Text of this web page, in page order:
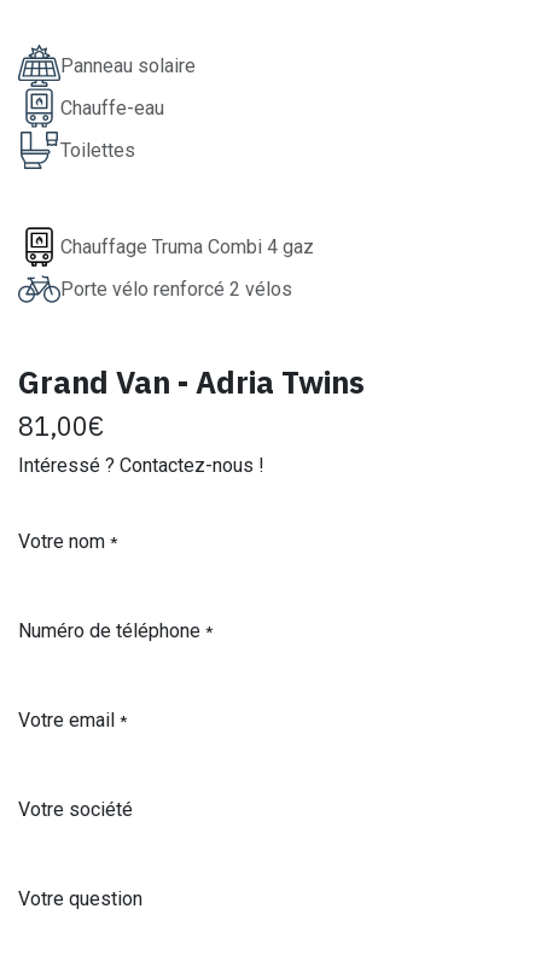
Panneau solaire
Chauffe-eau
Toilettes
Chauffage Truma Combi 4 gaz
Porte vélo renforcé 2 vélos
Grand Van - Adria Twins
81,00€
Intéressé ? Contactez-nous !
Votre nom *
Numéro de téléphone *
Votre email *
Votre société
Votre question